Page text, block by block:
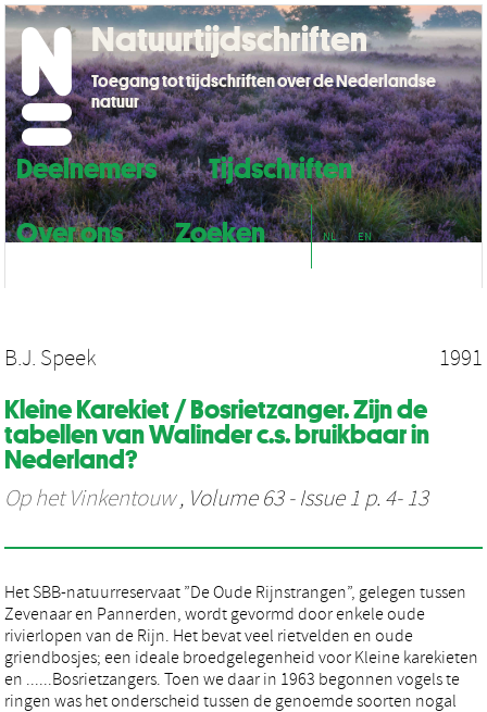
Deelnemers
Tijdschriften
Over ons
Zoeken NL EN
Natuurtijdschriften
Toegang tot tijdschriften over de Nederlandse
natuur
B.J. Speek 1991
Kleine Karekiet / Bosrietzanger. Zijn de
tabellen van Walinder c.s. bruikbaar in
Nederland?
Op het Vinkentouw, Volume 63 - Issue 1 p. 4- 13
Het SBB-natuurreservaat ”De Oude Rijnstrangen”, gelegen tussen
Zevenaar en Pannerden, wordt gevormd door enkele oude
rivierlopen van de Rijn. Het bevat veel rietvelden en oude
griendbosjes; een ideale broedgelegenheid voor Kleine karekieten
en ......Bosrietzangers. Toen we daar in 1963 begonnen vogels te
ringen was het onderscheid tussen de genoemde soorten nogal